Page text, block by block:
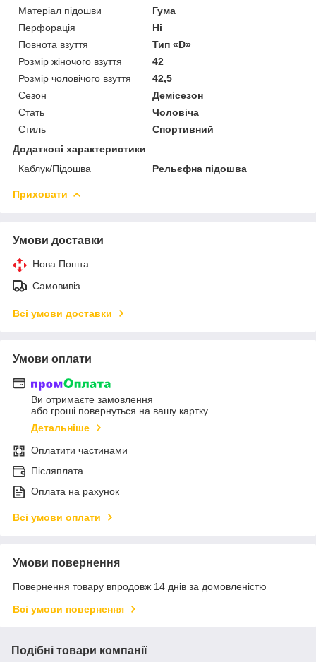
Матеріал підошви
Гума
Перфорація
Ні
Повнота взуття
Тип «D»
Розмір жіночого взуття
42
Розмір чоловічого взуття
42,5
Сезон
Демісезон
Стать
Чоловіча
Стиль
Спортивний
Додаткові характеристики
Каблук/Підошва
Рельєфна підошва
Приховати
Умови доставки
Нова Пошта
Самовивіз
Всі умови доставки
Умови оплати
Ви отримаєте замовлення
або гроші повернуться на вашу картку
Детальніше
Оплатити частинами
Післяплата
Оплата на рахунок
Всі умови оплати
Умови повернення
Повернення товару впродовж 14 днів за домовленістю
Всі умови повернення
Подібні товари компанії